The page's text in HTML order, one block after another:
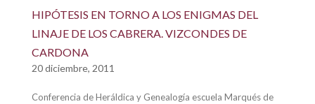
HIPÓTESIS EN TORNO A LOS ENIGMAS DEL
LINAJE DE LOS CABRERA. VIZCONDES DE
CARDONA
20 diciembre, 2011
Conferencia de Heráldica y Genealogía escuela Marqués de